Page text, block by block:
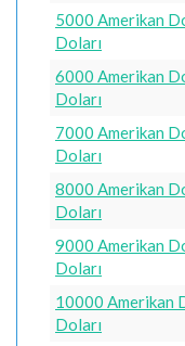
5000 Amerikan
Doları
6000 Amerikan
Doları
7000 Amerikan
Doları
8000 Amerikan
Doları
9000 Amerikan
Doları
10000 Amerikan
Doları